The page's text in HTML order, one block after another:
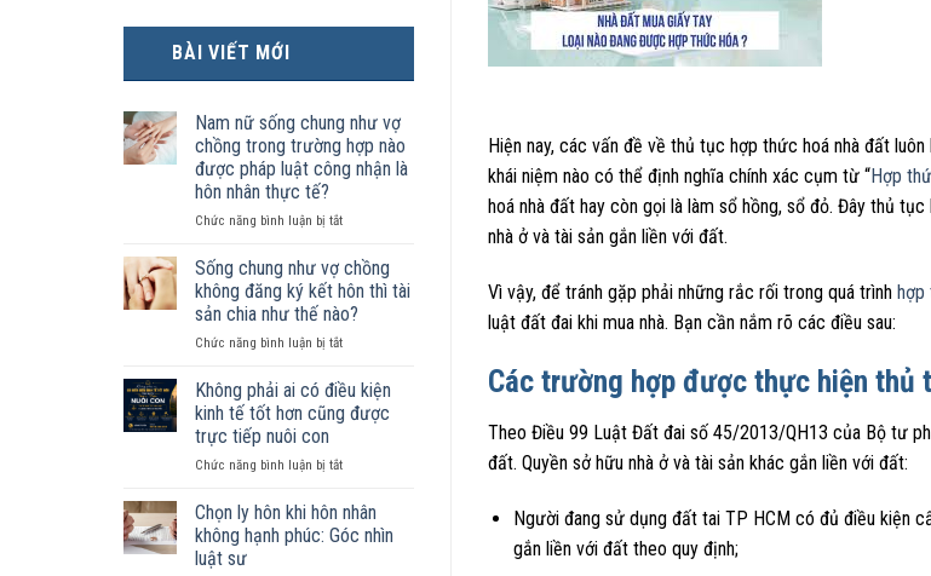
BÀI VIẾT MỚI
Nam nữ sống chung như vợ
chồng trong trường hợp nào
được pháp luật công nhận là
hôn nhân thực tế?
Chức năng bình luận bị tắtở
nữ
sống
chung
như
vợ
trong
trường
hợp
được
luật
công
Sống chung như vợ chồng
không đăng ký kết hôn thì tài
sản chia như thế nào?
Chức năng bình luận bị tắtở
chung
như
vợ
không
ký
kết
hôn
Không phải ai có điều kiện
kinh tế tốt hơn cũng được
trực tiếp nuôi con
Chức năng bình luận bị tắtở
phải
ai
có
Chọn ly hôn khi hôn nhân
không hạnh phúc: Góc nhìn
luật sư
Hiện nay, các vấn đề về thủ tục hợp thức hoá nhà đất
khái niệm nào có thể định nghĩa chính xác cụm từ “Hợp
hoá nhà đất hay còn gọi là làm sổ hồng, sổ đỏ. Đây thủ
nhà ở và tài sản gắn liền với đất.
Vì vậy, để tránh gặp phải những rắc rối trong quá trình hợp
luật đất đai khi mua nhà. Bạn cần nắm rõ các điều sau:
Các trường hợp được thực hiện thủ
Theo Điều 99 Luật Đất đai số 45/2013/QH13 của Bộ tư
đất. Quyền sở hữu nhà ở và tài sản khác gắn liền với đất:
Người đang sử dụng đất tai TP HCM có đủ điều kiện
gắn liền với đất theo quy định;